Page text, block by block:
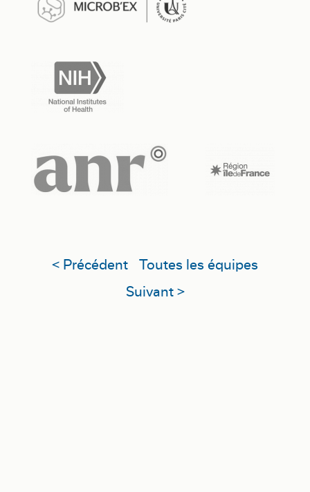
< Précédent
Toutes les équipes
Suivant >